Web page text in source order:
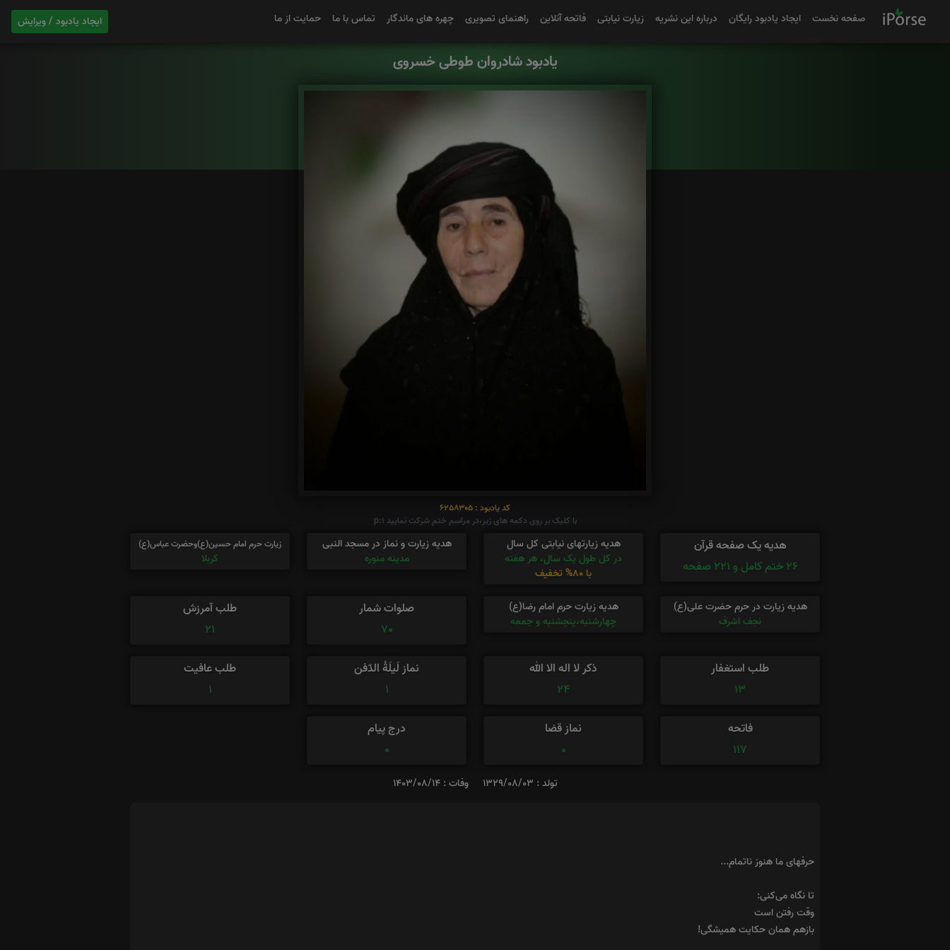
ایجاد یادبود / ویرایش صفحه نخست ایجاد یادبود رایگان درباره این نشریه زیارت نیابتی فاتحه آنلاین راهنمای تصویری چهره های ماندگار تماس با ما حمایت از ما
یادبود شادروان طوطی خسروی
کد یادبود : 6258305
با کلیک بر روی دکمه های زیر،در مراسم ختم شرکت نمایید p:1
هدیه یک صفحه قرآن
26 ختم کامل و 221 صفحه
هدیه زیارتهای نیابتی کل سال
در کل طول یک سال، هر هفته
با 80% تخفیف
هدیه زیارت و نماز در مسجد النبی
مدینه منوره
زیارت حرم امام حسین(ع)وحضرت عباس(ع)
کربلا
هدیه زیارت در حرم حضرت علی(ع)
نجف اشرف
هدیه زیارت حرم امام رضا(ع)
چهارشنبه،پنجشنبه و جمعه
صلوات شمار
70
طلب آمرزش
21
طلب استغفار
13
ذکر لا اله الا الله
24
نماز لَیلَةُ الدّفن
1
طلب عافیت
1
فاتحه
117
نماز قضا
0
درج پیام
0
تولد : 1329/08/03 وفات : 1403/08/14
حرفهای ما هنوز ناتمام...
تا نگاه می‌کنی:
وقت رفتن است
بازهم همان حکایت همیشگی!